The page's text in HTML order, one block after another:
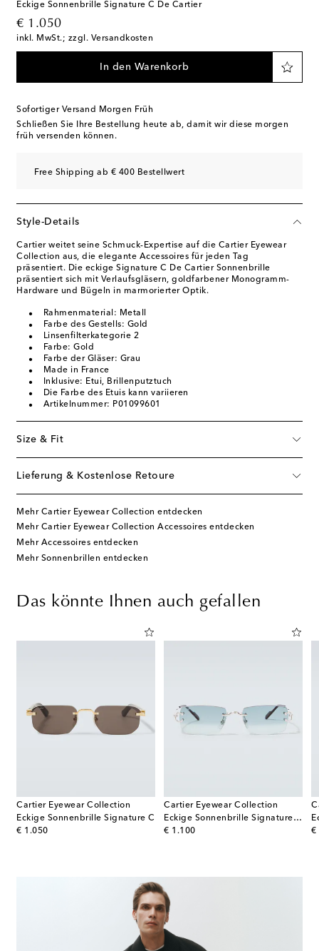
Eckige Sonnenbrille Signature C De Cartier
€ 1.050
original price
inkl. MwSt.; zzgl. Versandkosten
In den Warenkorb
Sofortiger Versand Morgen Früh
Schließen Sie Ihre Bestellung heute ab, damit wir diese morgen
früh versenden können.
Free Shipping ab € 400 Bestellwert
Style-Details
Cartier weitet seine Schmuck-Expertise auf die Cartier Eyewear
Collection aus, die elegante Accessoires für jeden Tag
präsentiert. Die eckige Signature C De Cartier Sonnenbrille
präsentiert sich mit Verlaufsgläsern, goldfarbener Monogramm-
Hardware und Bügeln in marmorierter Optik.
Rahmenmaterial: Metall
Farbe des Gestells: Gold
Linsenfilterkategorie 2
Farbe: Gold
Farbe der Gläser: Grau
Made in France
Inklusive: Etui, Brillenputztuch
Die Farbe des Etuis kann variieren
Artikelnummer: P01099601
Size & Fit
Lieferung & Kostenlose Retoure
Mehr Cartier Eyewear Collection entdecken
Mehr Cartier Eyewear Collection Accessoires entdecken
Mehr Accessoires entdecken
Mehr Sonnenbrillen entdecken
Das könnte Ihnen auch gefallen
Cartier Eyewear Collection
Eckige Sonnenbrille Signature C
€ 1.050
original price
Cartier Eyewear Collection
Eckige Sonnenbrille Signature C De Cartier
€ 1.100
original price
€